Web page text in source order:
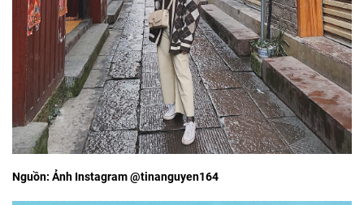
Nguồn: Ảnh Instagram @tinanguyen164